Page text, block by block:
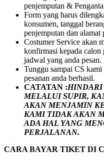
penjemputan &
Form yang harus
konsumen, tanggal
penjemputan dan alamat
Costumer Service akan
konfirmasi kepada calon
jadwal yang anda pesan.
Tunggu sampai CS
pesanan anda berhasil.
CATATAN :HINDARI
MELALUI SUPIR,
AKAN MENJAMIN
KAMI TIDAK AKAN
ADA HAL YANG
PERJALANAN.
CARA BAYAR TIKET DI